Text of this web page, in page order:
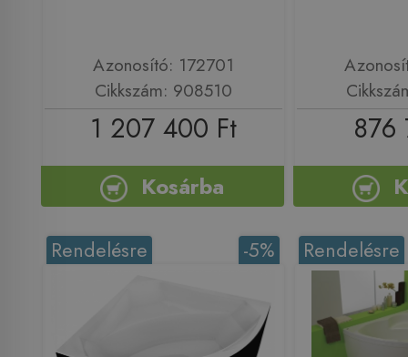
Azonosító: 172701
Cikkszám: 908510
1 207 400 Ft
Kosárba
876
-5%
Rendelésre Rendelésre